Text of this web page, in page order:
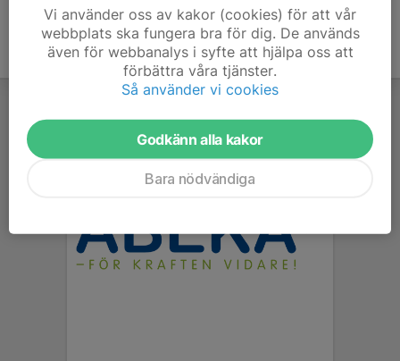
Vi använder oss av kakor (cookies) för att vår
webbplats ska fungera bra för dig. De används
även för webbanalys i syfte att hjälpa oss att
förbättra våra tjänster.
Så använder vi cookies
Godkänn alla kakor
Bara nödvändiga